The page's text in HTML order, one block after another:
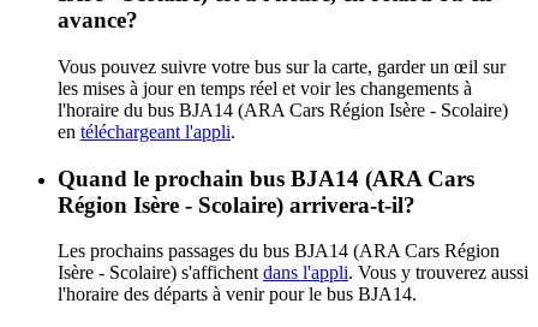
avance?
Vous pouvez suivre votre bus sur la carte, garder un œil sur
les mises à jour en temps réel et voir les changements à
l'horaire du bus BJA14 (ARA Cars Région Isère - Scolaire)
en téléchargeant l'appli.
Quand le prochain bus BJA14 (ARA Cars
Région Isère - Scolaire) arrivera-t-il?
Les prochains passages du bus BJA14 (ARA Cars Région
Isère - Scolaire) s'affichent dans l'appli. Vous y trouverez aussi
l'horaire des départs à venir pour le bus BJA14.